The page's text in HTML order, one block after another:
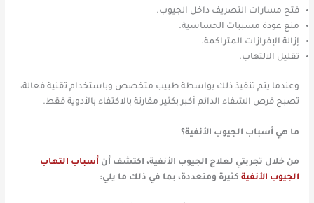
فتح مسارات التصريف داخل الجيوب.
منع عودة مسببات الحساسية.
إزالة الإفرازات المتراكمة.
تقليل الالتهاب.
وعندما يتم تنفيذ ذلك بواسطة طبيب متخصص وباستخدام تقنية فعالة،
تصبح فرص الشفاء الدائم أكبر بكثير مقارنة بالاكتفاء بالأدوية فقط.
ما هي أسباب الجيوب الأنفية؟
من خلال تجربتي لعلاج الجيوب الأنفية، اكتشف أن أسباب التهاب
الجيوب الأنفية كثيرة ومتعددة، بما في ذلك ما يلي: